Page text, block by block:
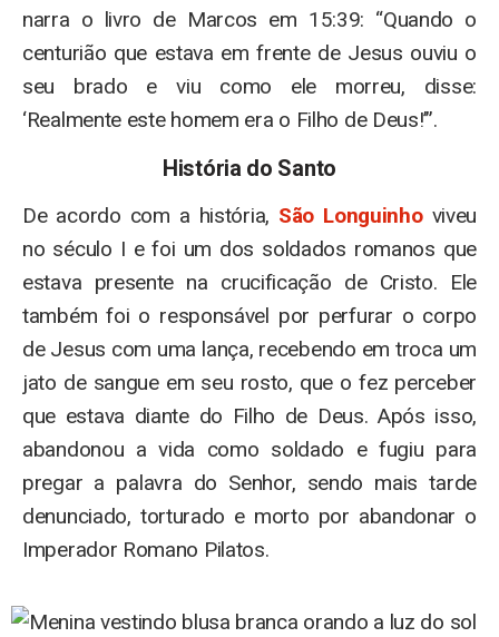
narra o livro de Marcos em 15:39: “Quando o
centurião que estava em frente de Jesus ouviu o
seu brado e viu como ele morreu, disse:
‘Realmente este homem era o Filho de Deus!’”.
História do Santo
De acordo com a história, São Longuinho viveu
no século I e foi um dos soldados romanos que
estava presente na crucificação de Cristo. Ele
também foi o responsável por perfurar o corpo
de Jesus com uma lança, recebendo em troca um
jato de sangue em seu rosto, que o fez perceber
que estava diante do Filho de Deus. Após isso,
abandonou a vida como soldado e fugiu para
pregar a palavra do Senhor, sendo mais tarde
denunciado, torturado e morto por abandonar o
Imperador Romano Pilatos.